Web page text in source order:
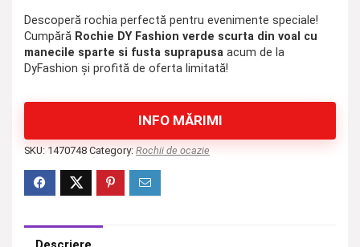
Descoperă rochia perfectă pentru evenimente speciale!
Cumpără Rochie DY Fashion verde scurta din voal cu
manecile sparte si fusta suprapusa acum de la
DyFashion și profită de oferta limitată!
INFO MĂRIMI
SKU: 1470748 Category: Rochii de ocazie